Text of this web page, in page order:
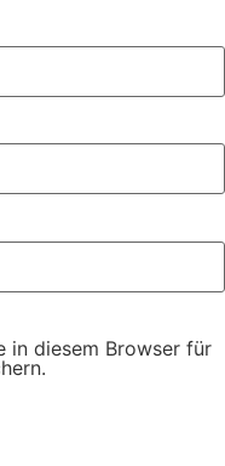
in diesem Browser für